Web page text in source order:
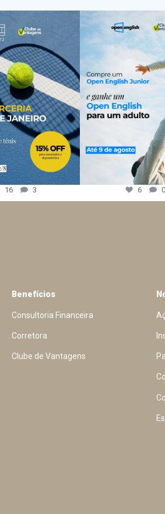
16 3 6 0
Benefícios
Consultoria Financeira
Corretora
Clube de Vantagens